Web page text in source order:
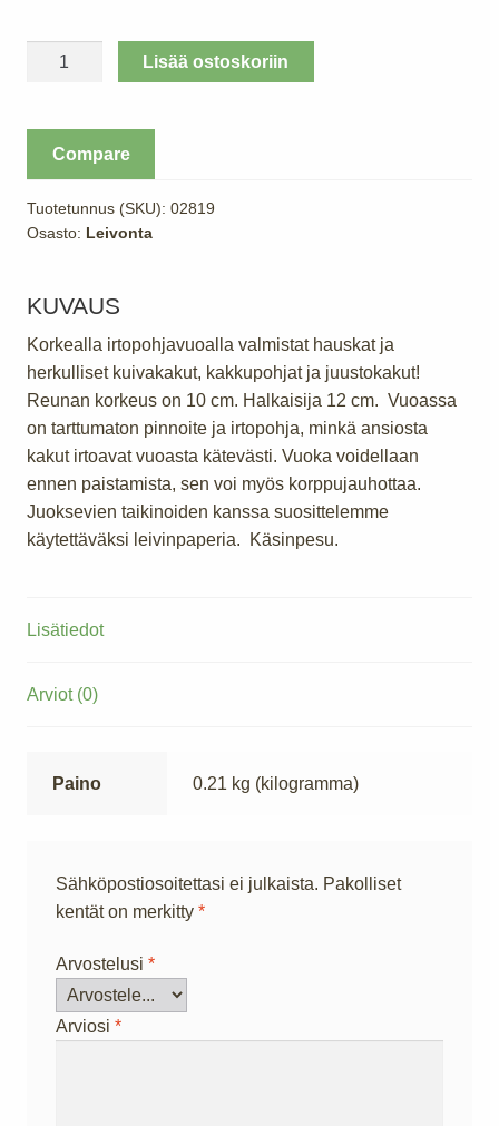
Irtopohjavuoka
Lisää ostoskoriin
Compare
Tuotetunnus (SKU): 02819
Osasto: Leivonta
KUVAUS
Korkealla irtopohjavuoalla valmistat hauskat ja
herkulliset kuivakakut, kakkupohjat ja juustokakut!
Reunan korkeus on 10 cm. Halkaisija 12 cm. Vuoassa
on tarttumaton pinnoite ja irtopohja, minkä ansiosta
kakut irtoavat vuoasta kätevästi. Vuoka voidellaan
ennen paistamista, sen voi myös korppujauhottaa.
Juoksevien taikinoiden kanssa suosittelemme
käytettäväksi leivinpaperia. Käsinpesu.
Lisätiedot
Arviot (0)
Paino 0.21 kg (kilogramma)
Sähköpostiosoitettasi ei julkaista. Pakolliset
kentät on merkitty *
Arvostelusi *
Arviosi *